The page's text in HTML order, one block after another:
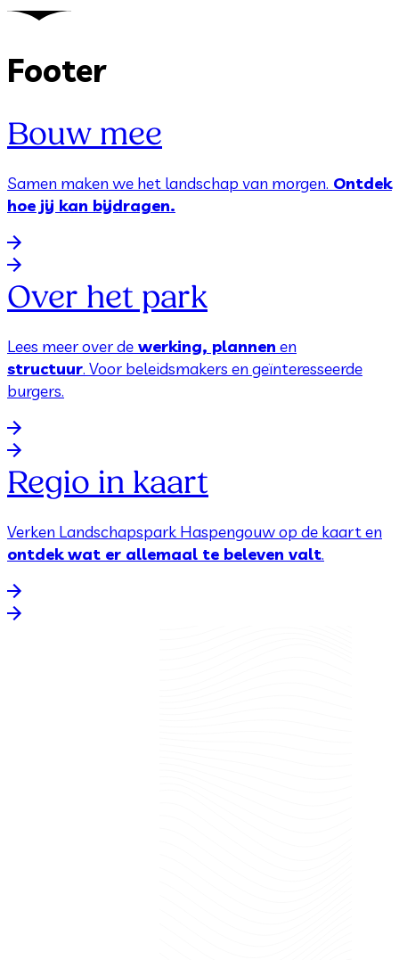
Footer
Bouw mee
Samen maken we het landschap van morgen. Ontdek
hoe jij kan bijdragen.
Over het park
Lees meer over de werking, plannen en
structuur. Voor beleidsmakers en geïnteresseerde
burgers.
Regio in kaart
Verken Landschapspark Haspengouw op de kaart en
ontdek wat er allemaal te beleven valt.